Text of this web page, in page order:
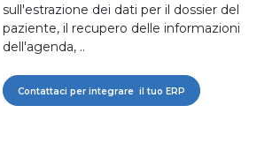
sull'estrazione dei dati per il dossier del
paziente, il recupero delle informazioni
dell'agenda, ..
Contattaci per integrare il tuo ERP